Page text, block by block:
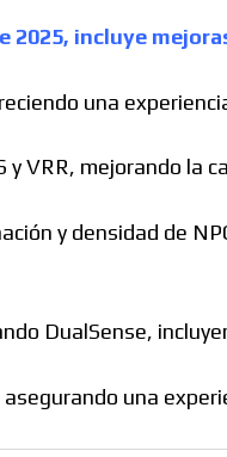
2025, incluye
una
y VRR, mejorando la
y densidad de
DualSense,
una